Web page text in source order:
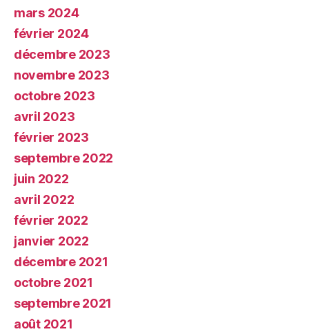
mars 2024
février 2024
décembre 2023
novembre 2023
octobre 2023
avril 2023
février 2023
septembre 2022
juin 2022
avril 2022
février 2022
janvier 2022
décembre 2021
octobre 2021
septembre 2021
août 2021